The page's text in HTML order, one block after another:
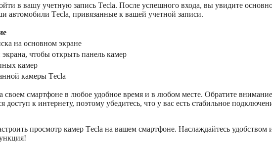
в вашу учетную запись Tесla. После успешного входа, вы увидите
автомобили Tесla, привязанные к вашей учетной записи.
на основном экране
чтобы открыть панель камер
камер
камеры Tесla
своем смартфоне в любое удобное время и в любом месте. Обратите
доступ к интернету, поэтому убедитесь, что у вас есть стабильное
просмотр камер Tесla на вашем смартфоне. Наслаждайтесь удобством